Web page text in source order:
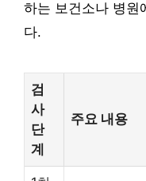
하는 보건소나 병원
다.
검
사
단
계
주요 내용